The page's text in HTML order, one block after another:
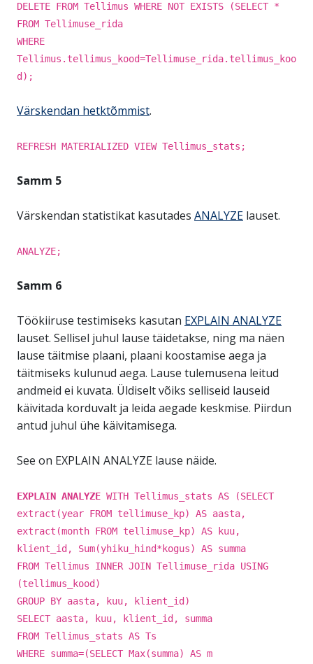
DELETE FROM Tellimus WHERE NOT EXISTS (SELECT *
FROM Tellimuse_rida
WHERE
Tellimus.tellimus_kood=Tellimuse_rida.tellimus_koo
d);
Värskendan hetktõmmist.
REFRESH MATERIALIZED VIEW Tellimus_stats;
Samm 5
Värskendan statistikat kasutades ANALYZE lauset.
ANALYZE;
Samm 6
Töökiiruse testimiseks kasutan EXPLAIN ANALYZE
lauset. Sellisel juhul lause täidetakse, ning ma näen
lause täitmise plaani, plaani koostamise aega ja
täitmiseks kulunud aega. Lause tulemusena leitud
andmeid ei kuvata. Üldiselt võiks selliseid lauseid
käivitada korduvalt ja leida aegade keskmise. Piirdun
antud juhul ühe käivitamisega.
See on EXPLAIN ANALYZE lause näide.
EXPLAIN ANALYZE WITH Tellimus_stats AS (SELECT
extract(year FROM tellimuse_kp) AS aasta,
extract(month FROM tellimuse_kp) AS kuu,
klient_id, Sum(yhiku_hind*kogus) AS summa
FROM Tellimus INNER JOIN Tellimuse_rida USING
(tellimus_kood)
GROUP BY aasta, kuu, klient_id)
SELECT aasta, kuu, klient_id, summa
FROM Tellimus_stats AS Ts
WHERE summa=(SELECT Max(summa) AS m